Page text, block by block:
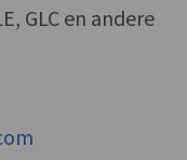
GLC en andere